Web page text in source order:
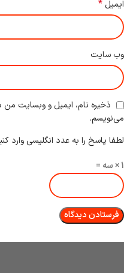
ایمیل *
وب‌ سایت
ذخیره نام، ایمیل و وبسایت من
می‌نویسم.
لطفا پاسخ را به عدد انگلیسی وارد
1 × سه =